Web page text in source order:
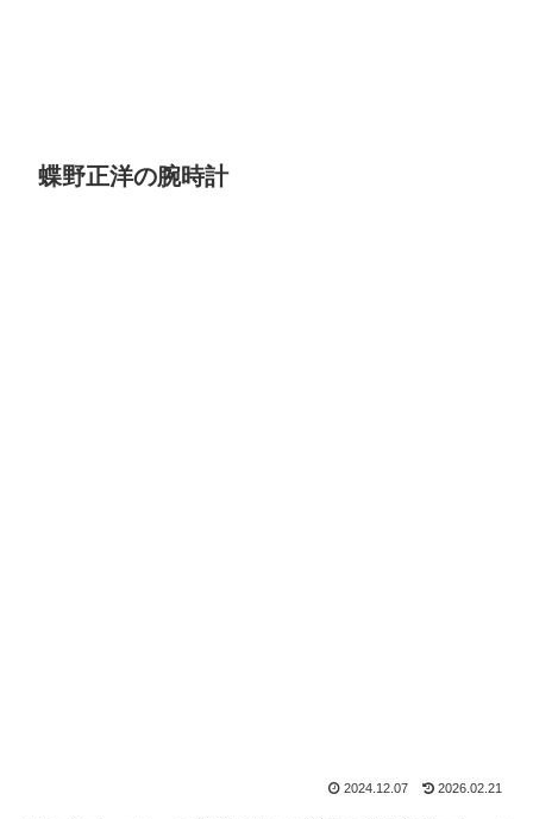
蝶野正洋の腕時計
2024.12.07 2026.02.21